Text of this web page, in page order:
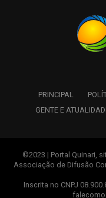
PRINCIPAL
GENTE E
©2023 | Portal Quinari,
Associação de Difusão
Inscrita no CNPJ